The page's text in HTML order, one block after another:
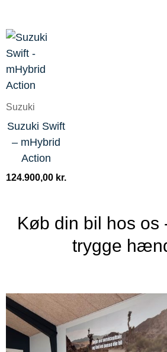
Suzuki
Suzuki Swift
– mHybrid
Action
124.900,00 kr.
Køb din bil hos os
trygge